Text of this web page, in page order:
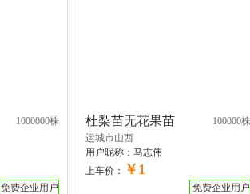
1000000株
免费企业用户
杜梨苗无花果苗
100000株
运城市山西
用户昵称： 马志伟
上车价：
￥1
免费企业用户